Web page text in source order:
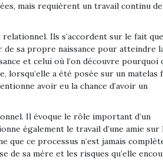
mais requièrent un travail continu de
Ils s’accordent sur le fait
sa propre naissance pour atteindre
et celui où l’on découvre pourquoi
lorsqu’elle a été posée sur un
avoir eu la chance d’avoir un
Il évoque le rôle important d’un
également le travail d’une amie sur
que ce processus n’est jamais
de sa mère et les risques qu’elle